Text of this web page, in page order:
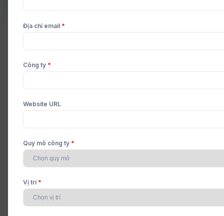
Địa chỉ email *
Công ty *
Website URL
Quy mô công ty *
Vị trí *